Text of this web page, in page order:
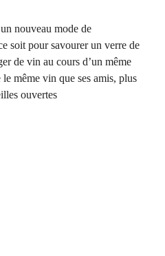
nouveau mode de
soit pour savourer un verre de
de vin au cours d’un même
même vin que ses amis, plus
ouvertes